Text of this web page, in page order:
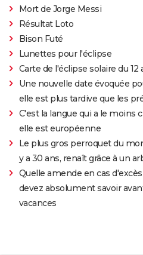
Mort de Jorge Messi
Résultat Loto
Bison Futé
Lunettes pour l'éclipse
Carte de l'éclipse solaire du 12
Une nouvelle date évoquée
elle est plus tardive que les
C'est la langue qui a le moins
elle est européenne
Le plus gros perroquet du
y a 30 ans, renaît grâce à un
Quelle amende en cas
devez absolument savoir
vacances